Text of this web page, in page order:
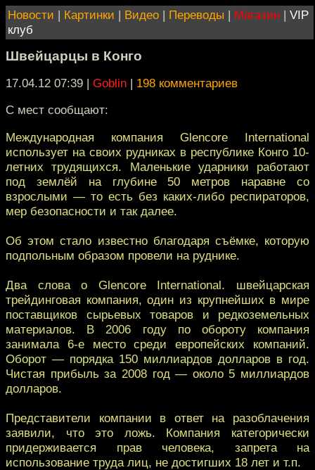
Новости | Картинки | Видео | Переводы | Магазин | VIP
клуб
Швейцарцы в Конго
17.04.12 07:39 | Goblin | 198 комментариев
С мест сообщают:
Международная компания Glencore International
использует на своих рудниках в республике Конго 10-
летних трудящихся. Маленькие ударники работают
под землёй на глубине 50 метров наравне со
взрослыми — то есть без каких-либо респираторов,
мер безопасности и так далее.
Об этом стало известно благодаря съёмке, которую
подпольным образом провели на руднике.
Два слова о Glencore International. швейцарская
трейдинговая компания, один из крупнейших в мире
поставщиков сырьевых товаров и редкоземельных
материалов. В 2006 году по обороту компания
занимала 6-е место среди европейских компаний.
Оборот — порядка 150 миллиардов долларов в год.
Чистая прибыль за 2008 год — около 5 миллиардов
долларов.
Представители компании в ответ на разоблачения
заявили, что это ложь. Компания категорически
придерживается прав человека, запрета на
использование труда лиц, не достигших 18 лет и т.п.